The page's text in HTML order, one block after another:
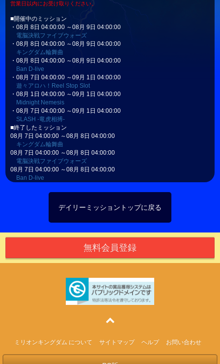
営業日以内にお受け取りください。
■開催中のミッション
・08月 8日 04:00:00 ～08月 9日 04:00:00
電脳決戦ファイブウォーズ
・08月 8日 04:00:00 ～08月 9日 04:00:00
キングダム輪舞曲
・08月 8日 04:00:00 ～08月 9日 04:00:00
Ban D-live
・08月 7日 04:00:00 ～09月 1日 04:00:00
遊々アロハ！Reel Stop Slot
・08月 1日 04:00:00 ～09月 1日 04:00:00
Midnight Nemesis
・08月 7日 04:00:00 ～09月 1日 04:00:00
SLASH -竜虎相搏-
■終了したミッション
08月 7日 04:00:00 ～08月 8日 04:00:00
キングダム輪舞曲
08月 7日 04:00:00 ～08月 8日 04:00:00
電脳決戦ファイブウォーズ
08月 7日 04:00:00 ～08月 8日 04:00:00
Ban D-live
デイリーミッショントップに戻る
無料会員登録
ミリオンキングダム について サイトマップ ヘルプ お問い合わせ